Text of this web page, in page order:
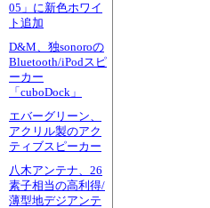
05」に新色ホワイ
ト追加
D&M、独sonoroの
Bluetooth/iPodスピ
ーカー
「cuboDock」
エバーグリーン、
アクリル製のアク
ティブスピーカー
八木アンテナ、26
素子相当の高利得/
薄型地デジアンテ